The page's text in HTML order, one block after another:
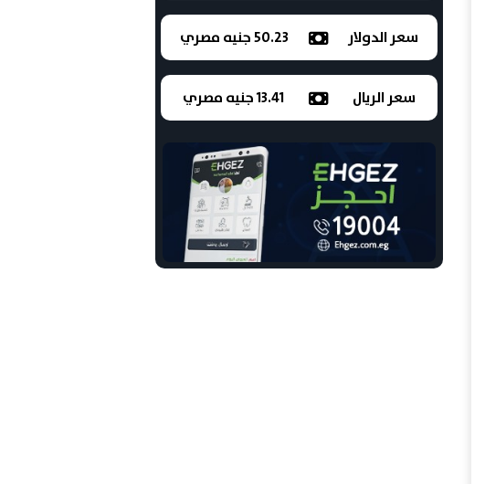
سعر الدولار 50.23 جنيه مصري
سعر الريال 13.41 جنيه مصري